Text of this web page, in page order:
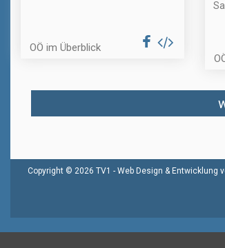
OÖ im Überblick
Copyright © 2026 TV1 - Web Design & Entwicklung